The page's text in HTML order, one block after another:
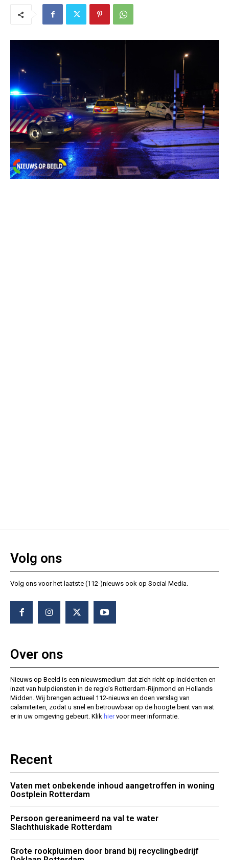
Volg ons
Volg ons voor het laatste (112-)nieuws ook op Social Media.
Over ons
Nieuws op Beeld is een nieuwsmedium dat zich richt op incidenten en
inzet van hulpdiensten in de regio’s Rotterdam-Rijnmond en Hollands
Midden. Wij brengen actueel 112-nieuws en doen verslag van
calamiteiten, zodat u snel en betrouwbaar op de hoogte bent van wat
er in uw omgeving gebeurt. Klik hiervoor meer informatie.
Recent
Vaten met onbekende inhoud aangetroffen in woning
Oostplein Rotterdam
Persoon gereanimeerd na val te water
Slachthuiskade Rotterdam
Grote rookpluimen door brand bij recyclingbedrijf